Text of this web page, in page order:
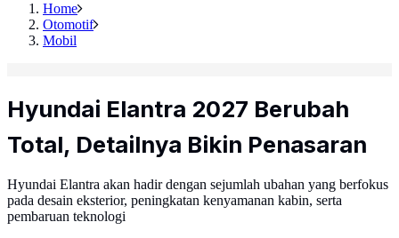
Home
Otomotif
Mobil
Hyundai Elantra 2027 Berubah
Total, Detailnya Bikin Penasaran
Hyundai Elantra akan hadir dengan sejumlah ubahan yang berfokus
pada desain eksterior, peningkatan kenyamanan kabin, serta
pembaruan teknologi